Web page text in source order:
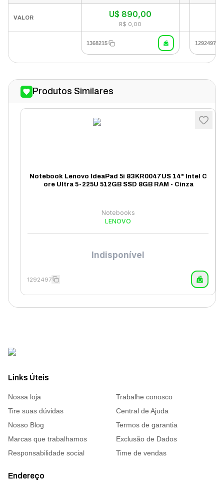
VALOR U$ 890,00
R$ 0,00
1368215 1292497
Produtos Similares
Notebook Lenovo IdeaPad 5i 83KR0047US 14" Intel C
ore Ultra 5-225U 512GB SSD 8GB RAM - Cinza
Notebooks
LENOVO
Indisponível
1292497
Links Úteis
Nossa loja
Trabalhe conosco
Tire suas dúvidas
Central de Ajuda
Nosso Blog
Termos de garantia
Marcas que trabalhamos
Exclusão de Dados
Responsabilidade social
Time de vendas
Endereço